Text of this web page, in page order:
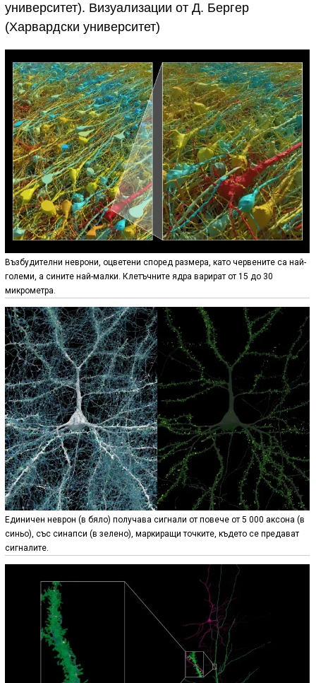
университет). Визуализации от Д. Бергер
(Харвардски университет)
Възбудителни неврони, оцветени според размера, като червените са най-
големи, а сините най-малки. Клетъчните ядра варират от 15 до 30
микрометра.
Единичен неврон (в бяло) получава сигнали от повече от 5 000 аксона (в
синьо), със синапси (в зелено), маркиращи точките, където се предават
сигналите.